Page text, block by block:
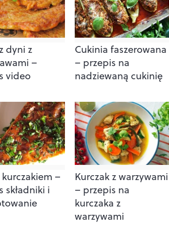
dyni z
–
video
Cukinia faszerowana
– przepis na
nadziewaną cukinię
kurczakiem –
składniki i
Kurczak z warzywami
– przepis na
kurczaka z
warzywami